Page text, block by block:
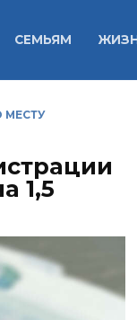
СЕМЬЯМ
МЕСТУ
1,5